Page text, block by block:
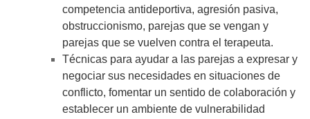
competencia antideportiva, agresión pasiva,
obstruccionismo, parejas que se vengan y
parejas que se vuelven contra el terapeuta.
Técnicas para ayudar a las parejas a expresar y
negociar sus necesidades en situaciones de
conflicto, fomentar un sentido de colaboración y
establecer un ambiente de vulnerabilidad